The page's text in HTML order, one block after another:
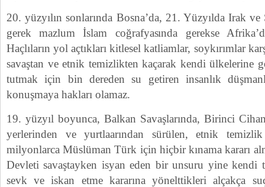
20. yüzyılın sonlarında Bosna’da, 21. Yüzyılda Irak
gerek mazlum İslam coğrafyasında gerekse
Haçlıların yol açtıkları kitlesel katliamlar, soykırımlar
savaştan ve etnik temizlikten kaçarak kendi ülkelerine
tutmak için bin dereden su getiren insanlık
konuşmaya hakları olamaz.
19. yüzyıl boyunca, Balkan Savaşlarında, Birinci
yerlerinden ve yurtlaarından sürülen, etnik
milyonlarca Müslüman Türk için hiçbir kınama kararı
Devleti savaştayken isyan eden bir unsuru yine kendi
sevk ve iskan etme kararına yönelttikleri alçakça